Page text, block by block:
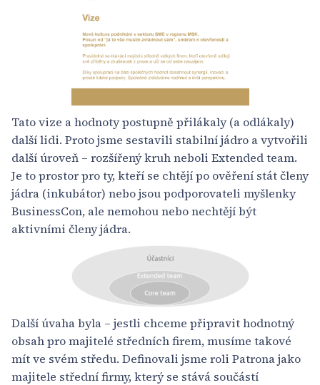
Tato vize a hodnoty postupně přilákaly (a odlákaly)
další lidi. Proto jsme sestavili stabilní jádro a vytvořili
další úroveň – rozšířený kruh neboli Extended team.
Je to prostor pro ty, kteří se chtějí po ověření stát členy
jádra (inkubátor) nebo jsou podporovateli myšlenky
BusinessCon, ale nemohou nebo nechtějí být
aktivními členy jádra.
Další úvaha byla – jestli chceme připravit hodnotný
obsah pro majitelé středních firem, musíme takové
mít ve svém středu. Definovali jsme roli Patrona jako
majitele střední firmy, který se stává součástí